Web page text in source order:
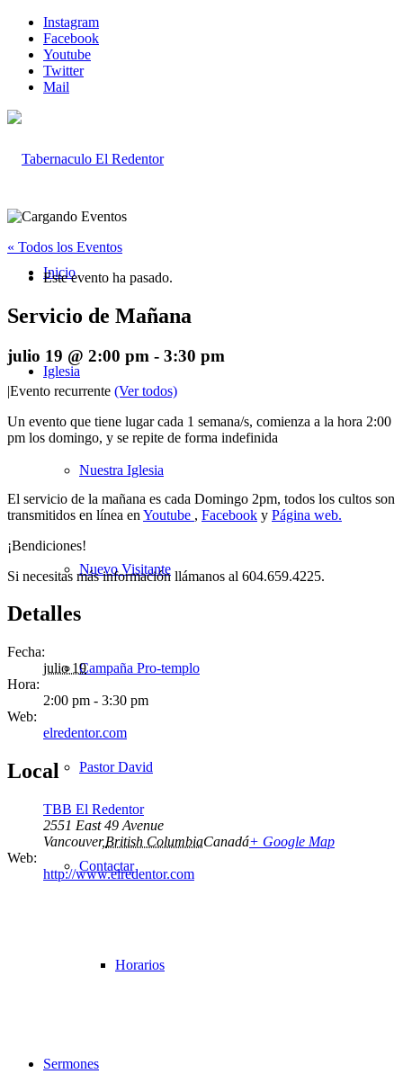
Instagram
Facebook
Youtube
Twitter
Mail
Inicio
Iglesia
Nuestra Iglesia
Nuevo Visitante
Campaña Pro-templo
Pastor David
Contactar
Horarios
Sermones
« Todos los Eventos
Este evento ha pasado.
Servicio de Mañana
julio 19 @ 2:00 pm - 3:30 pm
|Evento recurrente (Ver todos)
Un evento que tiene lugar cada 1 semana/s, comienza a la hora 2:00
pm los domingo, y se repite de forma indefinida
El servicio de la mañana es cada Domingo 2pm, todos los cultos son
transmitidos en línea en Youtube , Facebook y Página web.
¡Bendiciones!
Si necesitas más información llámanos al 604.659.4225.
Detalles
Fecha:
julio 19
Hora:
2:00 pm - 3:30 pm
Web:
elredentor.com
Local
TBB El Redentor
2551 East 49 Avenue
Vancouver,British ColumbiaCanadá+ Google Map
Web:
http://www.elredentor.com